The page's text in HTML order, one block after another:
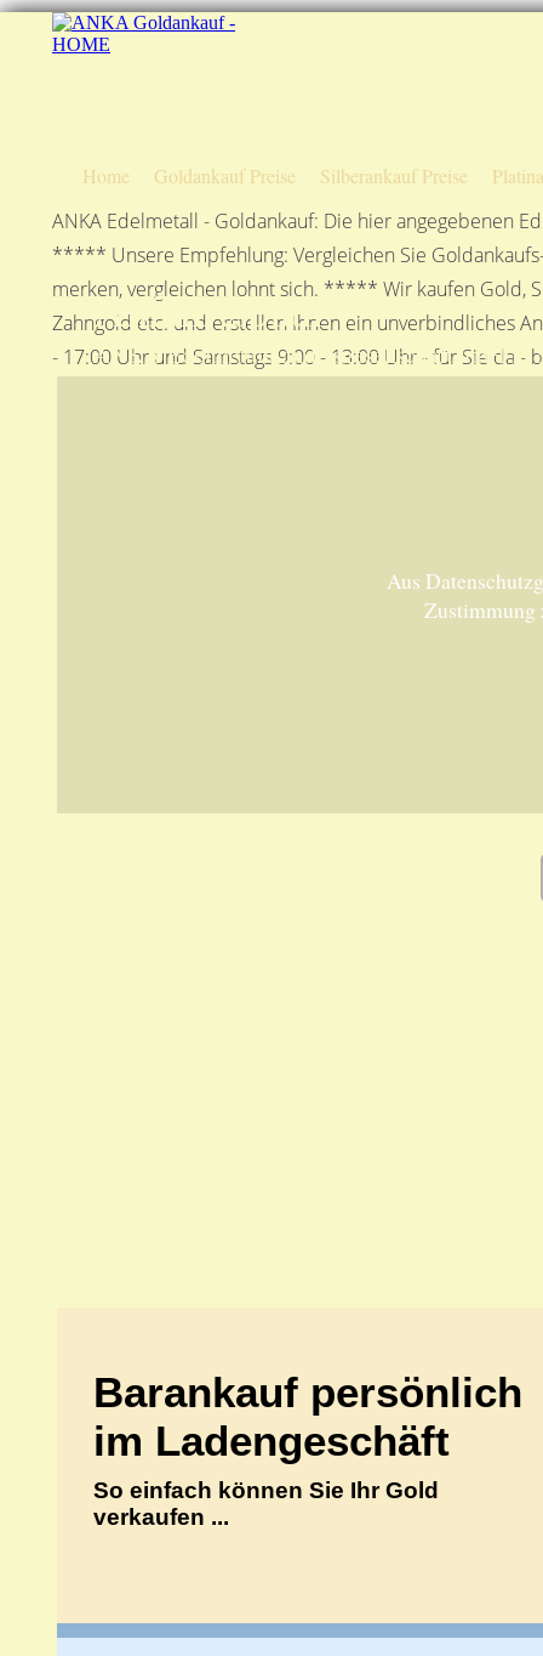
Home Goldankauf Preise Silberankauf Preise
ANKA Edelmetall - Goldankauf: Die hier angegebenen
***** Unsere Empfehlung: Vergleichen Sie
merken, vergleichen lohnt sich. ***** Wir kaufen Gold,
Zahngold etc. und erstellen Ihnen ein unverbindliches
- 17:00 Uhr und Samstags 9:00 - 13:00 Uhr - für Sie
Anfahrtsplan
ANKA Edelmetallhandelsgesellschaft mbH in
Aus
Zustimmung
Barankauf persönlich
im Ladengeschäft
So einfach können Sie Ihr Gold
verkaufen ...